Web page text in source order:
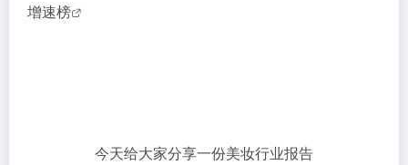
增速榜
今天给大家分享一份美妆行业报告